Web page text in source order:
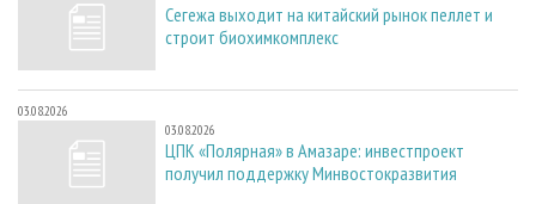
Сегежа выходит на китайский рынок пеллет и
строит биохимкомплекс
03.08.2026
03.08.2026
ЦПК «Полярная» в Амазаре: инвестпроект
получил поддержку Минвостокразвития